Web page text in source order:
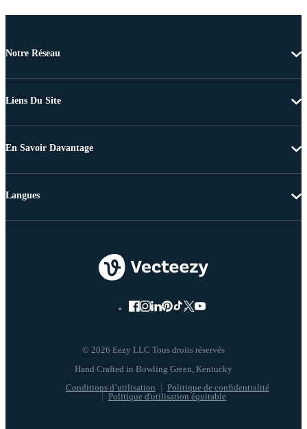
Notre Réseau
Liens Du Site
En Savoir Davantage
© 2026 Eezy LLC Tous droits réservés
Conditions d’utilisation
Politique de confidentialité
Politique d'utilisation équitable
Langues